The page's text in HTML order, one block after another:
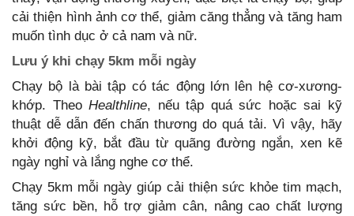
cải thiện hình ảnh cơ thể, giảm căng thẳng và tăng ham
muốn tình dục ở cả nam và nữ.
Lưu ý khi chạy 5km mỗi ngày
Chạy bộ là bài tập có tác động lớn lên hệ cơ-xương-
khớp. TheoHealthline, nếu tập quá sức hoặc sai kỹ
thuật dễ dẫn đến chấn thương do quá tải. Vì vậy, hãy
khởi động kỹ, bắt đầu từ quãng đường ngắn, xen kẽ
ngày nghỉ và lắng nghe cơ thể.
Chạy 5km mỗi ngày giúp cải thiện sức khỏe tim mạch,
tăng sức bền, hỗ trợ giảm cân, nâng cao chất lượng